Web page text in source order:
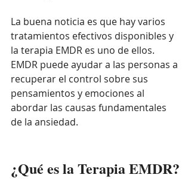
La buena noticia es que hay varios
tratamientos efectivos disponibles y
la terapia EMDR es uno de ellos.
EMDR puede ayudar a las personas a
recuperar el control sobre sus
pensamientos y emociones al
abordar las causas fundamentales
de la ansiedad.
¿Qué es la Terapia EMDR?